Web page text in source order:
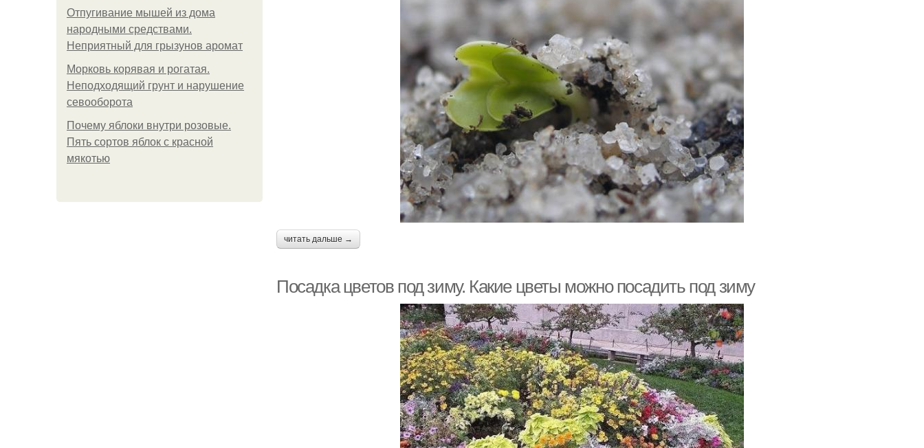
Отпугивание мышей из дома
народными средствами.
Неприятный для грызунов аромат
Морковь корявая и рогатая.
Неподходящий грунт и нарушение
севооборота
Почему яблоки внутри розовые.
Пять сортов яблок с красной
мякотью
читать дальше →
Посадка цветов под зиму. Какие цветы можно посадить под зиму